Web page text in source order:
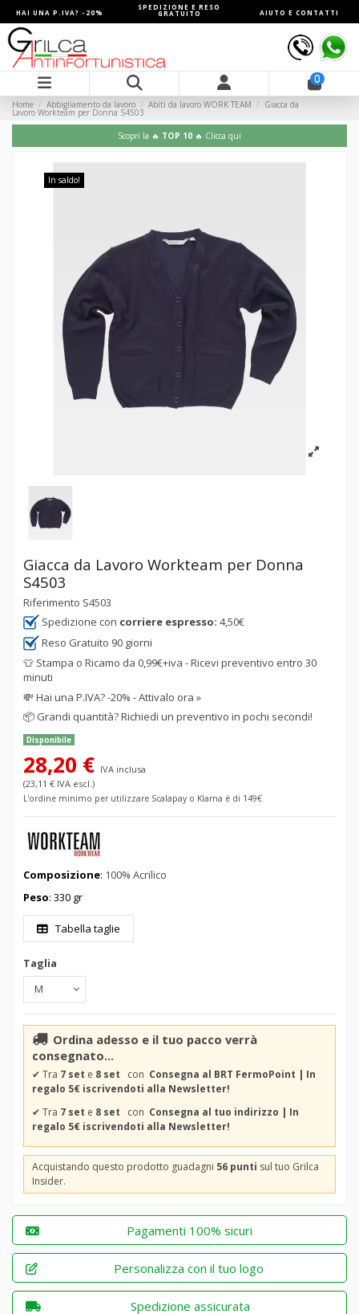
HAI UNA P.IVA? -20%
SPEDIZIONE E RESO
GRATUITO AIUTO E CONTATTI
0
Home Abbigliamento da lavoro Abiti da lavoro WORK TEAM Giacca da
Lavoro Workteam per Donna S4503
Scopri la 🔥 TOP 10 🔥 Clicca qui
In saldo!
Giacca da Lavoro Workteam per Donna
S4503
Riferimento S4503
Spedizione con corriere espresso: 4,50€
Reso Gratuito 90 giorni
👕 Stampa o Ricamo da 0,99€+iva - Ricevi preventivo entro 30
minuti
💸Hai una P.IVA? -20% - Attivalo ora »
📦 Grandi quantità? Richiedi un preventivo in pochi secondi!
Disponibile
28,20 € IVA inclusa
(23,11 € IVA escl.)
L'ordine minimo per utilizzare Scalapay o Klarna è di 149€
Composizione: 100% Acrilico
Peso: 330 gr
Tabella taglie
Taglia
Ordina adesso e il tuo pacco verrà
consegnato...
✔ Tra 7 set e 8 set con Consegna al BRT FermoPoint | In
regalo 5€ iscrivendoti alla Newsletter!
✔ Tra 7 set e 8 set con Consegna al tuo indirizzo | In
regalo 5€ iscrivendoti alla Newsletter!
Acquistando questo prodotto guadagni 56 punti sul tuo Grilca
Insider.
Pagamenti 100% sicuri
Personalizza con il tuo logo
Spedizione assicurata